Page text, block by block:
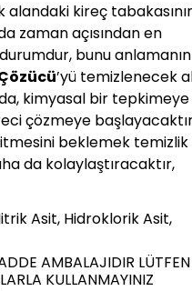
alandaki kireç
zaman açısından en
bunu
’yü temizlenecek
kimyasal bir tepkimeye
çözmeye
beklemek temizlik
da kolaylaştıracaktır,
Asit, Hidroklorik Asit,
AMBALAJIDIR LÜTFEN
KULLANMAYINIZ